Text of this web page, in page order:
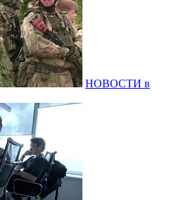
НОВОСТИ в